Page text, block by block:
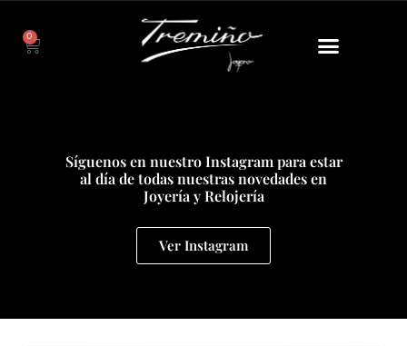
0
Síguenos en nuestro Instagram para estar
al día de todas nuestras novedades en
Joyería y Relojería
Ver Instagram